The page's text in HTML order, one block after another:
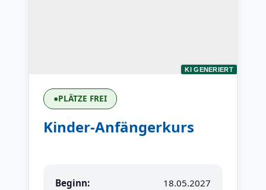
KI GENERIERT
●PLÄTZE FREI
Kinder-Anfängerkurs
Beginn:
18.05.2027